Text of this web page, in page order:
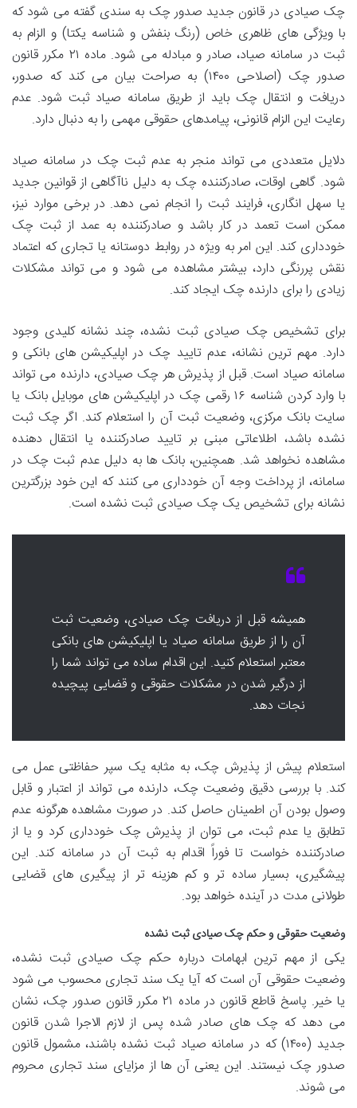
چک صیادی در قانون جدید صدور چک به سندی گفته می شود که
با ویژگی های ظاهری خاص (رنگ بنفش و شناسه یکتا) و الزام به
ثبت در سامانه صیاد، صادر و مبادله می شود. ماده ۲۱ مکرر قانون
صدور چک (اصلاحی ۱۴۰۰) به صراحت بیان می کند که صدور،
دریافت و انتقال چک باید از طریق سامانه صیاد ثبت شود. عدم
رعایت این الزام قانونی، پیامدهای حقوقی مهمی را به دنبال دارد.
دلایل متعددی می تواند منجر به عدم ثبت چک در سامانه صیاد
شود. گاهی اوقات، صادرکننده چک به دلیل ناآگاهی از قوانین جدید
یا سهل انگاری، فرایند ثبت را انجام نمی دهد. در برخی موارد نیز،
ممکن است تعمد در کار باشد و صادرکننده به عمد از ثبت چک
خودداری کند. این امر به ویژه در روابط دوستانه یا تجاری که اعتماد
نقش پررنگی دارد، بیشتر مشاهده می شود و می تواند مشکلات
زیادی را برای دارنده چک ایجاد کند.
برای تشخیص چک صیادی ثبت نشده، چند نشانه کلیدی وجود
دارد. مهم ترین نشانه،عدم تایید چک در اپلیکیشن های بانکی و
سامانه صیاد است. قبل از پذیرش هر چک صیادی، دارنده می تواند
با وارد کردن شناسه ۱۶ رقمی چک در اپلیکیشن های موبایل بانک یا
سایت بانک مرکزی، وضعیت ثبت آن را استعلام کند. اگر چک ثبت
نشده باشد، اطلاعاتی مبنی بر تایید صادرکننده یا انتقال دهنده
مشاهده نخواهد شد. همچنین، بانک ها به دلیل عدم ثبت چک در
سامانه، از پرداخت وجه آن خودداری می کنند که این خود بزرگترین
نشانه برای تشخیص یک چک صیادی ثبت نشده است.
همیشه قبل از دریافت چک صیادی، وضعیت ثبت
آن را از طریق سامانه صیاد یا اپلیکیشن های بانکی
معتبر استعلام کنید. این اقدام ساده می تواند شما را
از درگیر شدن در مشکلات حقوقی و قضایی پیچیده
نجات دهد.
استعلام پیش از پذیرش چک، به مثابه یک سپر حفاظتی عمل می
کند. با بررسی دقیق وضعیت چک، دارنده می تواند از اعتبار و قابل
وصول بودن آن اطمینان حاصل کند. در صورت مشاهده هرگونه عدم
تطابق یا عدم ثبت، می توان از پذیرش چک خودداری کرد و یا از
صادرکننده خواست تا فوراً اقدام به ثبت آن در سامانه کند. این
پیشگیری، بسیار ساده تر و کم هزینه تر از پیگیری های قضایی
طولانی مدت در آینده خواهد بود.
وضعیت حقوقی و حکم چک صیادی ثبت نشده
یکی از مهم ترین ابهامات درباره حکم چک صیادی ثبت نشده،
وضعیت حقوقی آن است که آیا یک سند تجاری محسوب می شود
یا خیر. پاسخ قاطع قانون در ماده ۲۱ مکرر قانون صدور چک، نشان
می دهد که چک های صادر شده پس از لازم الاجرا شدن قانون
جدید (۱۴۰۰) که در سامانه صیاد ثبت نشده باشند، مشمول
قانون
صدور چک نیستند. این یعنی آن ها ازمزایای سند تجاری محروم
می شوند.